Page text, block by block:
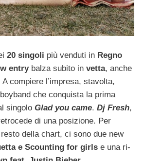
20 singoli più venduti in Regno
entrybalza subito in vetta, anche
compiere l’impresa, stavolta,
che conquista la prima
singolo Glad you came. Dj Fresh,
di una posizione. Per
della chart, ci sono due new
e Scounting for girls e una ri-